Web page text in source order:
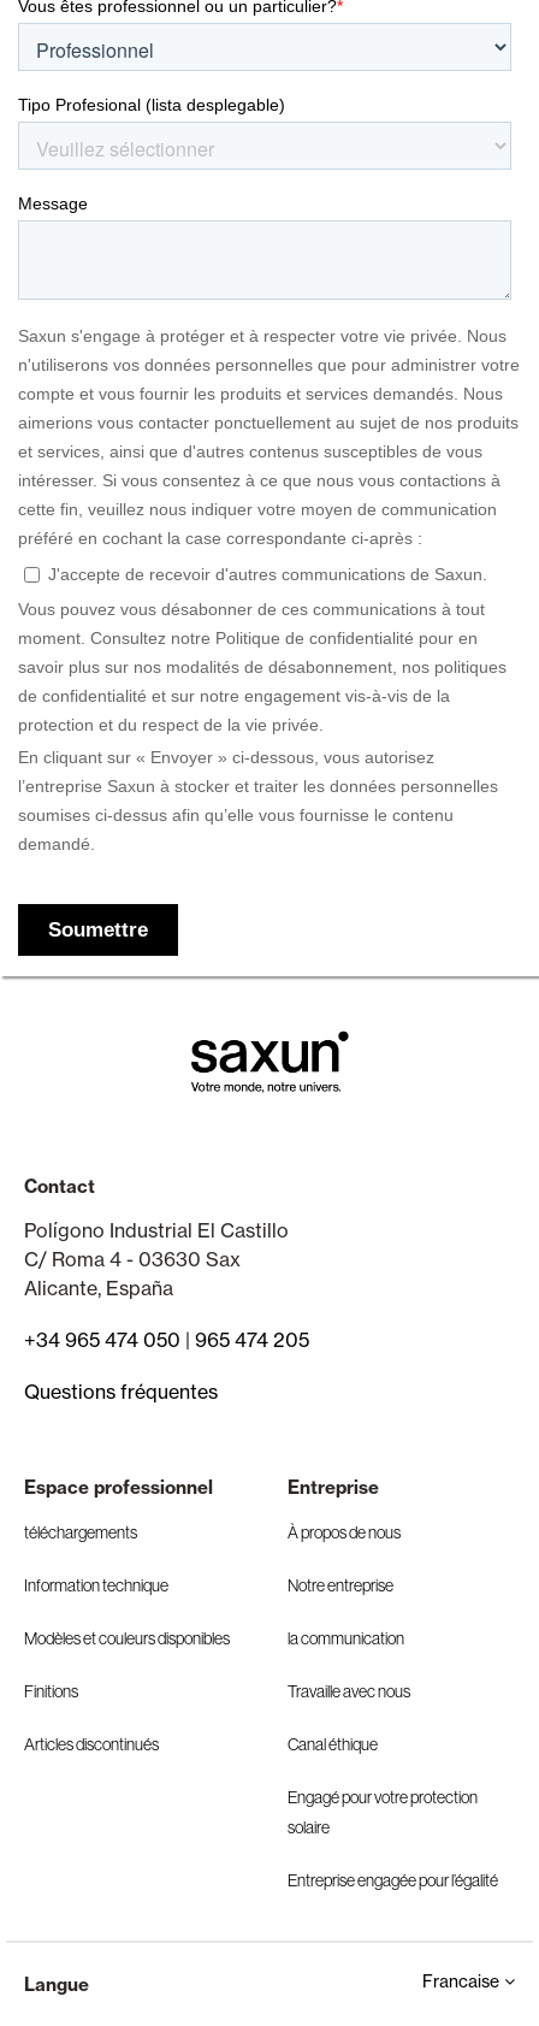
Contact
Polígono Industrial El Castillo
C/ Roma 4 - 03630 Sax
Alicante, España
+34 965 474 050 | 965 474 205
Questions fréquentes
Espace professionnel
téléchargements
Information technique
Modèles et couleurs disponibles
Finitions
Articles discontinués
Entreprise
À propos de nous
Notre entreprise
la communication
Travaille avec nous
Canal éthique
Engagé pour votre protection
solaire
Entreprise engagée pour l’égalité
Langue Francaise